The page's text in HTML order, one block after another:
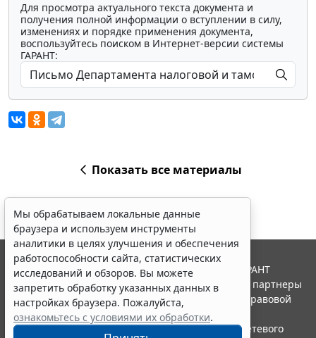
Для просмотра актуального текста документа и
получения полной информации о вступлении в силу,
изменениях и порядке применения документа,
воспользуйтесь поиском в Интернет-версии системы
ГАРАНТ:
Показать все материалы
Мы обрабатываем локальные данные
браузера и используем инструменты
аналитики в целях улучшения и обеспечения
работоспособности сайта, статистических
исследований и обзоров. Вы можете
запретить обработку указанных данных в
настройках браузера. Пожалуйста,
ознакомьтесь с условиями их обработки.
© ООО "НПП "ГАРАНТ-СЕРВИС", 2026. Система ГАРАНТ
выпускается с 1990 года. Компания "Гарант" и ее партнеры
являются участниками Российской ассоциации правовой
информации ГАРАНТ.
Портал ГАРАНТ.РУ зарегистрирован в качестве сетевого